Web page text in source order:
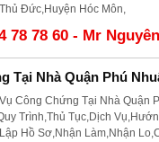
Đức,Huyện Hóc Môn,
78 78 60 - Mr Nguyên
Tại Nhà Quận Phú
Công Chứng Tại Nhà Quận
Trình,Thủ Tục,Dịch
Hồ Sơ,Nhận Làm,Nhận